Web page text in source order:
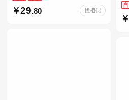
现货充足下单优先发货 当当
自营
29.80 找相似